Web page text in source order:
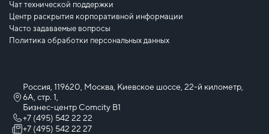
Чат технической поддержки
Центр раскрытия корпоративной информации
Часто задаваемые вопросы
Политика обработки персональных данных
Россия, 119620, Москва, Киевское шоссе, 22-й километр,
6А, стр. 1,
Бизнес-центр Comcity B1
+7 (495) 542 22 22
+7 (495) 542 22 27